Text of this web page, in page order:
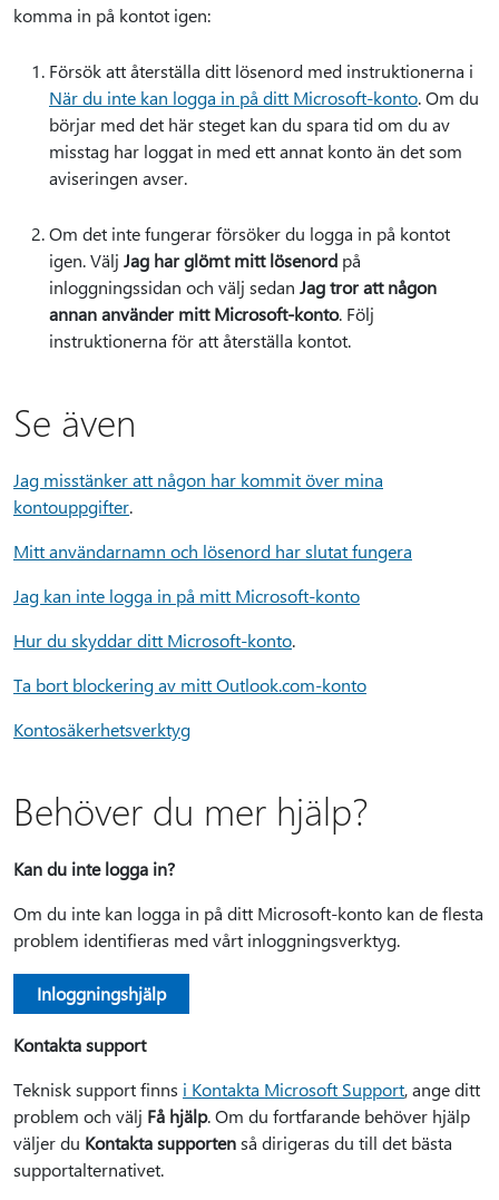
komma in på kontot igen:
Försök att återställa ditt lösenord med instruktionerna i
När du inte kan logga in på ditt Microsoft-konto. Om du
börjar med det här steget kan du spara tid om du av
misstag har loggat in med ett annat konto än det som
aviseringen avser.
Om det inte fungerar försöker du logga in på kontot
igen. Välj Jag har glömt mitt lösenord på
inloggningssidan och välj sedan Jag tror att någon
annan använder mitt Microsoft-konto. Följ
instruktionerna för att återställa kontot.
Se även
Jag misstänker att någon har kommit över mina
kontouppgifter.
Mitt användarnamn och lösenord har slutat fungera
Jag kan inte logga in på mitt Microsoft-konto
Hur du skyddar ditt Microsoft-konto.
Ta bort blockering av mitt Outlook.com-konto
Kontosäkerhetsverktyg
Behöver du mer hjälp?
Kan du inte logga in?
Om du inte kan logga in på ditt Microsoft-konto kan de flesta
problem identifieras med vårt inloggningsverktyg.
Inloggningshjälp
Kontakta support
Teknisk support finns i Kontakta Microsoft Support, ange ditt
problem och välj Få hjälp. Om du fortfarande behöver hjälp
väljer du Kontakta supportenså dirigeras du till det bästa
supportalternativet.